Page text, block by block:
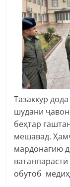
Тазаккур
шудани
беҳтар
мешавад.
мардонагию
обутоб